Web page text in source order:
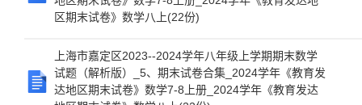
区期末试卷》数学八上(22份)
上海市嘉定区2023--2024学年八年级上学期期末数学
试题（解析版）_5、期末试卷合集_2024学年《教育发
达地区期末试卷》数学7-8上册_2024学年《教育发达